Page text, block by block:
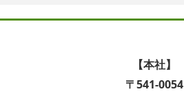
【本社】
〒541-0054